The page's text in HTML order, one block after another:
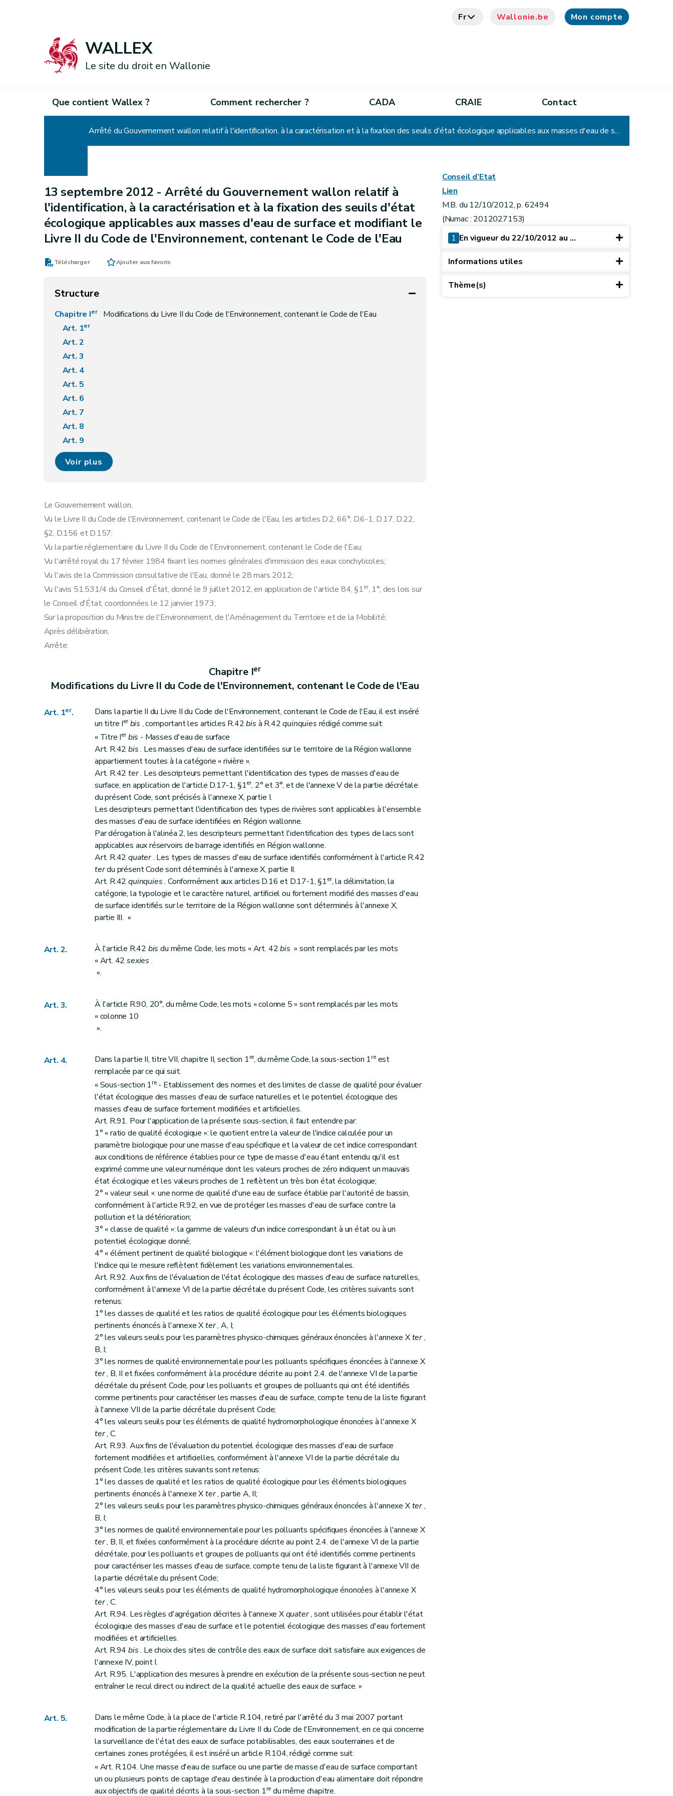
Fr Wallonie.be Mon compte
WALLEX
Le site du droit en Wallonie
Que contient Wallex ? Comment rechercher ? CADA CRAIE Contact
Arrêté du Gouvernement wallon relatif à l'identification, à la caractérisation et à la fixation des seuils d'état écologique applicables aux masses d'eau de surface et modifiant le Livre II du Code de l'Environnement, contenant le Code de l'Eau
13 septembre 2012 - Arrêté du Gouvernement wallon relatif à
l'identification, à la caractérisation et à la fixation des seuils d'état
écologique applicables aux masses d'eau de surface et modifiant le
Livre II du Code de l'Environnement, contenant le Code de l'Eau
Télécharger Ajouter aux favoris
Structure
Chapitre Ier
Modifications du Livre II du Code de l'Environnement, contenant le Code de l'Eau
Art. 1er
Art. 2
Art. 3
Art. 4
Art. 5
Art. 6
Art. 7
Art. 8
Art. 9
Art. 10
Art. 11
Art. 14
Art. 15
Art. 16
Art. 17
Art. 18
Art. 19
Chapitre II Dispositions abrogatoires et finales
Art. 20
Art. 21
Art. 22
Art. 23
Annexe
Voir plus
Le Gouvernement wallon,
Vu le Livre II du Code de l'Environnement, contenant le Code de l'Eau, les articles D.2, 66°, D.6-1, D.17, D.22,
§2, D.156 et D.157;
Vu la partie réglementaire du Livre II du Code de l'Environnement, contenant le Code de l'Eau;
Vu l'arrêté royal du 17 février 1984 fixant les normes générales d'immission des eaux conchylicoles;
Vu l'avis de la Commission consultative de l'Eau, donné le 28 mars 2012;
Vu l'avis 51.531/4 du Conseil d'État, donné le 9 juillet 2012, en application de l'article 84, §1er, 1°, des lois sur
le Conseil d'État, coordonnées le 12 janvier 1973;
Sur la proposition du Ministre de l'Environnement, de l'Aménagement du Territoire et de la Mobilité;
Après délibération,
Arrête:
Chapitre Ier
Modifications du Livre II du Code de l'Environnement, contenant le Code de l'Eau
Art. 1er.
Dans la partie II du Livre II du Code de l'Environnement, contenant le Code de l'Eau, il est inséré
un titre Ier bis , comportant les articles R.42bis à R.42quinquies rédigé comme suit:
« Titre Ier bis - Masses d'eau de surface
Art. R.42bis. Les masses d'eau de surface identifiées sur le territoire de la Région wallonne
appartiennent toutes à la catégorie « rivière ».
Art. R.42ter. Les descripteurs permettant l'identification des types de masses d'eau de
surface, en application de l'article D.17-1, §1er, 2° et 3°, et de l'annexe V de la partie décrétale
du présent Code, sont précisés à l'annexe X, partie I.
Les descripteurs permettant l'identification des types de rivières sont applicables à l'ensemble
des masses d'eau de surface identifiées en Région wallonne.
Par dérogation à l'alinéa 2, les descripteurs permettant l'identification des types de lacs sont
applicables aux réservoirs de barrage identifiés en Région wallonne.
Art. R.42quater. Les types de masses d'eau de surface identifiés conformément à l'article R.42
terdu présent Code sont déterminés à l'annexe X, partie II.
Art. R.42quinquies. Conformément aux articles D.16 et D.17-1, §1er, la délimitation, la
catégorie, la typologie et le caractère naturel, artificiel ou fortement modifié des masses d'eau
de surface identifiés sur le territoire de la Région wallonne sont déterminés à l'annexe X,
partie III. »
Art. 2. À l'article R.42 bis du même Code, les mots « Art. 42bis » sont remplacés par les mots
« Art. 42sexies .
».
Art. 3.
À l'article R.90, 20°, du même Code, les mots « colonne 5 » sont remplacés par les mots
« colonne 10
».
Art. 4. Dans la partie II, titre VII, chapitre II, section 1re, du même Code, la sous-section 1reest
remplacée par ce qui suit:
« Sous-section 1re- Etablissement des normes et des limites de classe de qualité pour évaluer
l'état écologique des masses d'eau de surface naturelles et le potentiel écologique des
masses d'eau de surface fortement modifiées et artificielles.
Art. R.91. Pour l'application de la présente sous-section, il faut entendre par:
1° « ratio de qualité écologique »: le quotient entre la valeur de l'indice calculée pour un
paramètre biologique pour une masse d'eau spécifique et la valeur de cet indice correspondant
aux conditions de référence établies pour ce type de masse d'eau étant entendu qu'il est
exprimé comme une valeur numérique dont les valeurs proches de zéro indiquent un mauvais
état écologique et les valeurs proches de 1 reflètent un très bon état écologique;
2° « valeur seuil »: une norme de qualité d'une eau de surface établie par l'autorité de bassin,
conformément à l'article R.92, en vue de protéger les masses d'eau de surface contre la
pollution et la détérioration;
3° « classe de qualité »: la gamme de valeurs d'un indice correspondant à un état ou à un
potentiel écologique donné;
4° « élément pertinent de qualité biologique »: l'élément biologique dont les variations de
l'indice qui le mesure reflètent fidèlement les variations environnementales.
Art. R.92. Aux fins de l'évaluation de l'état écologique des masses d'eau de surface naturelles,
conformément à l'annexe VI de la partie décrétale du présent Code, les critères suivants sont
retenus:
1° les classes de qualité et les ratios de qualité écologique pour les éléments biologiques
pertinents énoncés à l'annexe Xter, A, I;
2° les valeurs seuils pour les paramètres physico-chimiques généraux énoncées à l'annexe Xter,
B, I;
3° les normes de qualité environnementale pour les polluants spécifiques énoncées à l'annexe X
ter, B, II et fixées conformément à la procédure décrite au point 2.4. de l'annexe VI de la partie
décrétale du présent Code, pour les polluants et groupes de polluants qui ont été identifiés
comme pertinents pour caractériser les masses d'eau de surface, compte tenu de la liste figurant
à l'annexe VII de la partie décrétale du présent Code;
4° les valeurs seuils pour les éléments de qualité hydromorphologique énoncées à l'annexe X
ter, C.
Art. R.93. Aux fins de l'évaluation du potentiel écologique des masses d'eau de surface
fortement modifiées et artificielles, conformément à l'annexe VI de la partie décrétale du
présent Code, les critères suivants sont retenus:
1° les classes de qualité et les ratios de qualité écologique pour les éléments biologiques
pertinents énoncés à l'annexe Xter, partie A, II;
2° les valeurs seuils pour les paramètres physico-chimiques généraux énoncées à l'annexe Xter,
B, I;
3° les normes de qualité environnementale pour les polluants spécifiques énoncées à l'annexe X
ter, B, II, et fixées conformément à la procédure décrite au point 2.4. de l'annexe VI de la partie
décrétale, pour les polluants et groupes de polluants qui ont été identifiés comme pertinents
pour caractériser les masses d'eau de surface, compte tenu de la liste figurant à l'annexe VII de
la partie décrétale du présent Code;
4° les valeurs seuils pour les éléments de qualité hydromorphologique énoncées à l'annexe X
ter, C.
Art. R.94. Les règles d'agrégation décrites à l'annexe Xquater, sont utilisées pour établir l'état
écologique des masses d'eau de surface et le potentiel écologique des masses d'eau fortement
modifiées et artificielles.
Art. R.94bis. Le choix des sites de contrôle des eaux de surface doit satisfaire aux exigences de
l'annexe IV, point I.
Art. R.95. L'application des mesures à prendre en exécution de la présente sous-section ne peut
entraîner le recul direct ou indirect de la qualité actuelle des eaux de surface. »
Art. 5.
Dans le même Code, à la place de l'article R.104, retiré par l'arrêté du 3 mai 2007 portant
modification de la partie réglementaire du Livre II du Code de l'Environnement, en ce qui concerne
la surveillance de l'état des eaux de surface potabilisables, des eaux souterraines et de
certaines zones protégées, il est inséré un article R.104, rédigé comme suit:
« Art. R.104. Une masse d'eau de surface ou une partie de masse d'eau de surface comportant
un ou plusieurs points de captage d'eau destinée à la production d'eau alimentaire doit répondre
aux objectifs de qualité décrits à la sous-section 1re du même chapitre.
Conseil d’Etat
Lien
M.B. du 12/10/2012, p. 62494
(Numac : 2012027153)
1 En vigueur du 22/10/2012 au ...
Informations utiles
Thème(s)